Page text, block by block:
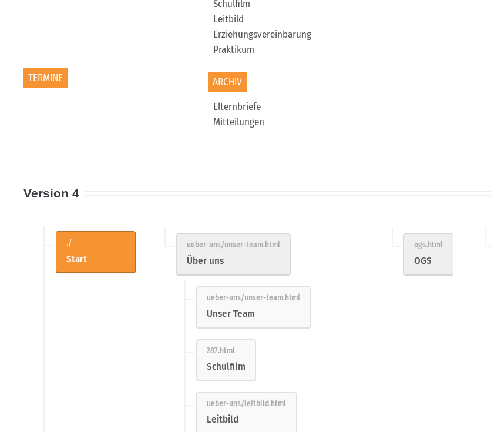
Schulfilm
Leitbild
Erziehungsvereinbarung
Praktikum
TERMINE
ARCHIV
Elternbriefe
Mitteilungen
Version 4
Start Über uns
Unser Team
Schulfilm
Leitbild
OGS